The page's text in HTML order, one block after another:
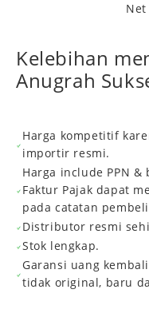
Net
Kelebihan
Anugrah
Harga kompetitif
importir resmi.
Harga include PPN &
Faktur Pajak dapat
pada catatan
Distributor resmi
Stok lengkap.
Garansi uang
tidak original, baru